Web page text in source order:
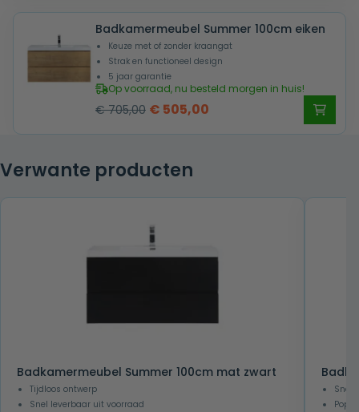
was:
€ 669,00.
is:
€ 469,00.
Badkamermeubel Summer 100cm eiken
Keuze met of zonder kraangat
Strak en functioneel design
5 jaar garantie
Op voorraad, nu besteld morgen in huis!
€705,00 Oorspronkelijke
€ 705,00.
€ 505,00
Verwante producten
Badkamermeubel Summer 100cm mat zwart
Tijdloos ontwerp
Snel leverbaar uit voorraad
Snel